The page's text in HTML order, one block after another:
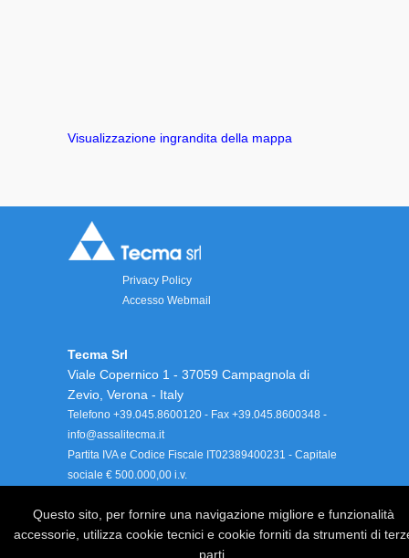
Visualizzazione ingrandita della mappa
Privacy Policy
Accesso Webmail
Tecma Srl
Viale Copernico 1 - 37059 Campagnola di
Zevio, Verona - Italy
Telefono +39.045.8600120 - Fax +39.045.8600348 -
info@assalitecma.it
Partita IVA e Codice Fiscale IT02389400231 - Capitale
sociale € 500.000,00 i.v.
REA VR 0235561
Questo sito, per fornire una navigazione migliore e funzionalità
accessorie, utilizza cookie tecnici e cookie forniti da strumenti di
parti.